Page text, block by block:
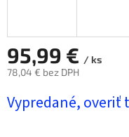
95,99 € / ks
78,04 € bez DPH
cena:
Vypredané, overiť